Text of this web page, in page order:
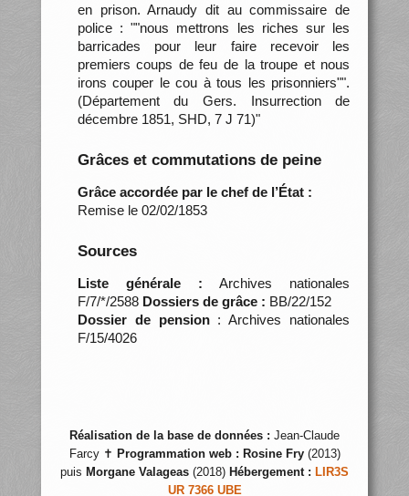
en prison. Arnaudy dit au commissaire de
police : ""nous mettrons les riches sur les
barricades pour leur faire recevoir les
premiers coups de feu de la troupe et nous
irons couper le cou à tous les prisonniers"".
(Département du Gers. Insurrection de
décembre 1851, SHD, 7 J 71)"
Grâces et commutations de peine
Grâce accordée par le chef de l’État :
Remise le 02/02/1853
Sources
Liste générale : Archives nationales
F/7/*/2588 Dossiers de grâce : BB/22/152
Dossier de pension: Archives nationales
F/15/4026
Réalisation de la base de données : Jean-Claude
Farcy ✝ Programmation web : Rosine Fry(2013)
puis Morgane Valageas (2018) Hébergement : LIR3S
UR 7366 UBE